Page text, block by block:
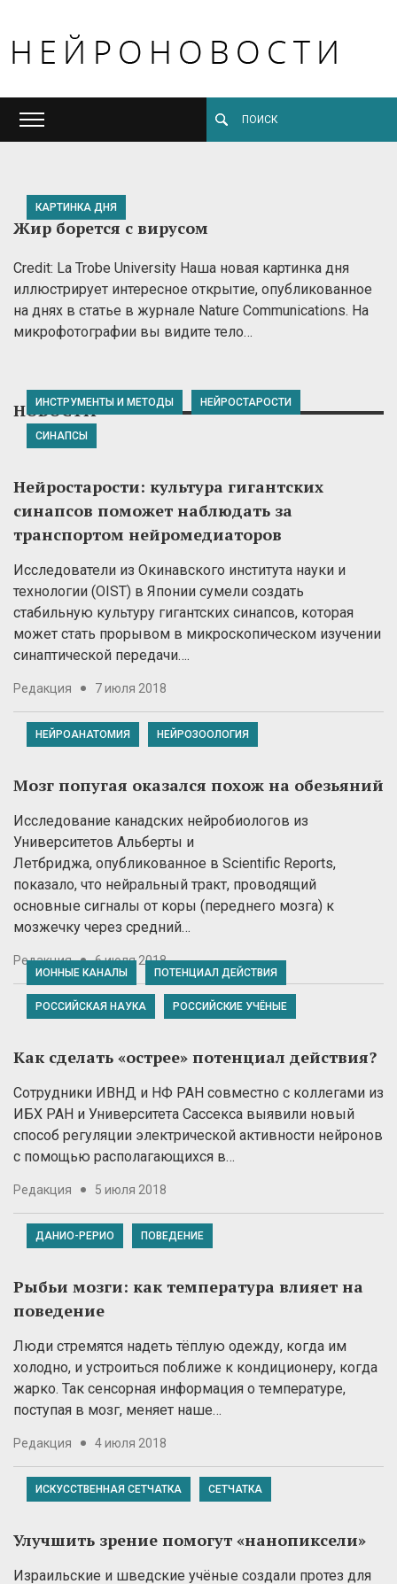
КАРТИНКА ДНЯ
Жир борется с вирусом
Credit: La Trobe University Наша новая картинка дня
иллюстрирует интересное открытие, опубликованное
на днях в статье в журнале Nature Communications. На
микрофотографии вы видите тело…
НОВОСТИ
ИНСТРУМЕНТЫ И МЕТОДЫ НЕЙРОСТАРОСТИ
СИНАПСЫ
Нейростарости: культура гигантских
синапсов поможет наблюдать за
транспортом нейромедиаторов
Исследователи из Окинавского института науки и
технологии (OIST) в Японии сумели создать
стабильную культуру гигантских синапсов, которая
может стать прорывом в микроскопическом изучении
синаптической передачи….
Редакция 7 июля 2018
НЕЙРОАНАТОМИЯ НЕЙРОЗООЛОГИЯ
Мозг попугая оказался похож на обезьяний
Исследование канадских нейробиологов из
Университетов Альберты и
Летбриджа, опубликованное в Scientific Reports,
показало, что нейральный тракт, проводящий
основные сигналы от коры (переднего мозга) к
мозжечку через средний…
Редакция 6 июля 2018
ИОННЫЕ КАНАЛЫ ПОТЕНЦИАЛ ДЕЙСТВИЯ
РОССИЙСКАЯ НАУКА РОССИЙСКИЕ УЧЁНЫЕ
Как сделать «острее» потенциал действия?
Сотрудники ИВНД и НФ РАН совместно с коллегами из
ИБХ РАН и Университета Сассекса выявили новый
способ регуляции электрической активности нейронов
с помощью располагающихся в…
Редакция 5 июля 2018
ДАНИО-РЕРИО ПОВЕДЕНИЕ
Рыбьи мозги: как температура влияет на
поведение
Люди стремятся надеть тёплую одежду, когда им
холодно, и устроиться поближе к кондиционеру, когда
жарко. Так сенсорная информация о температуре,
поступая в мозг, меняет наше…
Редакция 4 июля 2018
ИСКУССТВЕННАЯ СЕТЧАТКА СЕТЧАТКА
Улучшить зрение помогут «нанопиксели»
Израильские и шведские учёные создали протез для